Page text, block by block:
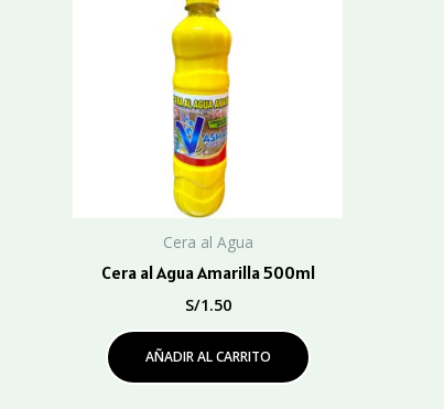
Cera al Agua
Cera al Agua Amarilla 500ml
S/1.50
AÑADIR AL CARRITO